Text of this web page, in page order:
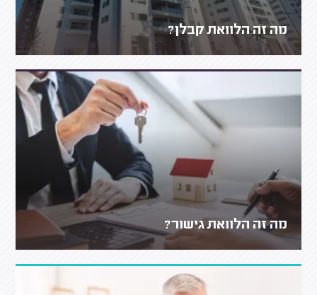
מה זה הלוואת קבלן?
מה זה הלוואת גישור?